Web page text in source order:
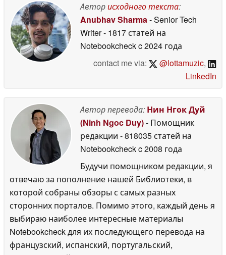
Авторисходного текста:
Anubhav Sharma- Senior Tech
Writer- 1817 статей на
Notebookcheckc 2024 года
contact me via:
@lottamuzic,
LinkedIn
Автор перевода: Нин Нгок Дуй
(Ninh Ngoc Duy)- Помощник
редакции - 818035 статей на
Notebookcheckc 2008 года
Будучи помощником редакции, я
отвечаю за пополнение нашей Библиотеки, в
которой собраны обзоры с самых разных
сторонних порталов. Помимо этого, каждый день я
выбираю наиболее интересные материалы
Notebookcheck для их последующего перевода на
французский, испанский, португальский,